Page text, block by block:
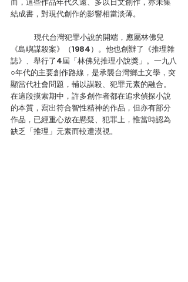
結成書，對現代創作的影響相當淡薄。
《島嶼謀殺案》（1984）。他也創辦了《推理雜
誌》、舉行了4屆「林佛兒推理小說獎」。一九八
○年代的主要創作路線，是承襲台灣鄉土文學，突
顯當代社會問題，輔以謀殺、犯罪元素的融合。
在這段摸索期中，許多創作者都在追求偵探小說
的本質，寫出符合智性精神的作品，但亦有部分
作品，已經重心放在懸疑、犯罪上，惟當時認為
缺乏「推理」元素而較遭漠視。